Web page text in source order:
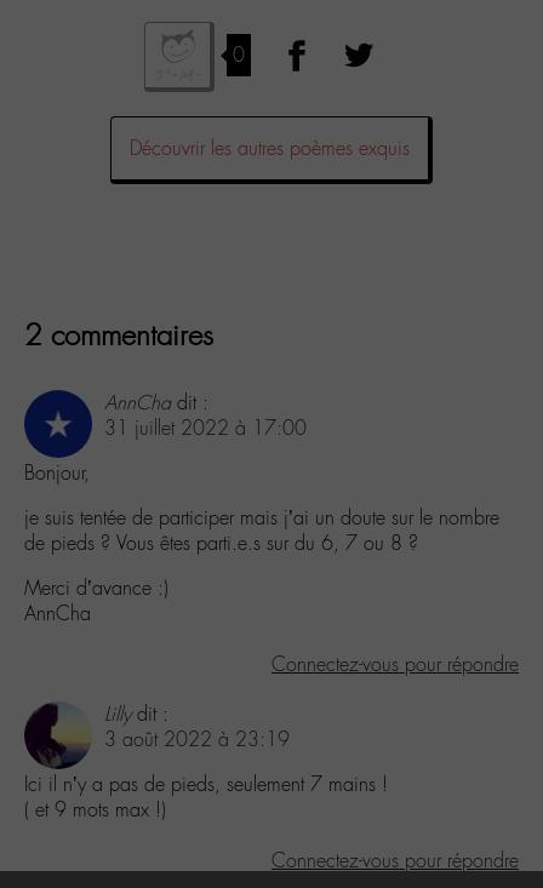
0
Découvrir les autres poèmes exquis
2 commentaires
AnnCha dit :
31 juillet 2022 à 17:00
Bonjour,
je suis tentée de participer mais j’ai un doute sur le nombre
de pieds ? Vous êtes parti.e.s sur du 6, 7 ou 8 ?
Merci d’avance :)
AnnCha
Connectez-vous pour répondre
Lilly dit :
3 août 2022 à 23:19
Ici il n’y a pas de pieds, seulement 7 mains !
( et 9 mots max !)
Connectez-vous pour répondre